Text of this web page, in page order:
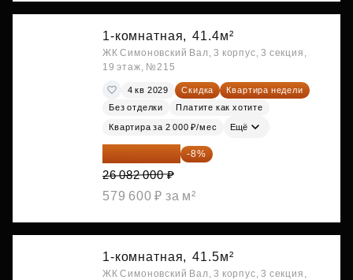
1-комнатная, 41.4м²
ЖК Симоновский Вал, 3 корпус, 3 секция,
19 этаж, №215
4 кв 2029 Скидка
Квартира недели
Без отделки
Платите как хотите
Квартира за 2 000 ₽/мес Ещё
23 995 440 ₽ -8%
26 082 000 ₽
579 600 ₽ за м²
1-комнатная, 41.5м²
ЖК Симоновский Вал, 3 корпус, 3 секция,